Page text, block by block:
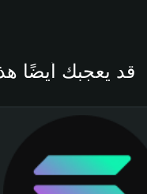
قد يعجبك أيضًا